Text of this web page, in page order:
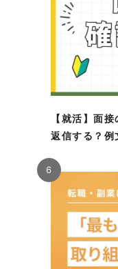
【就活】面
返信する？例
6